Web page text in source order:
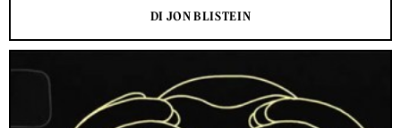
DI JON BLISTEIN